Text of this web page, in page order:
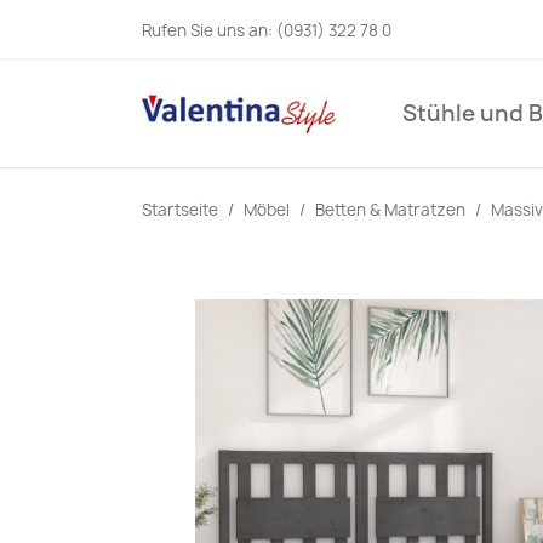
Rufen Sie uns an: (0931) 322 78 0
Stühle und
Startseite Möbel Betten & Matratzen